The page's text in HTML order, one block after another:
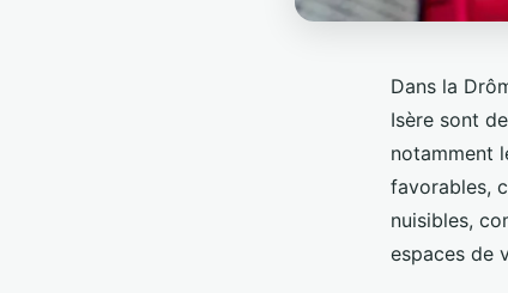
Dans la
Isère sont
notamment
favorables,
nuisibles,
espaces de